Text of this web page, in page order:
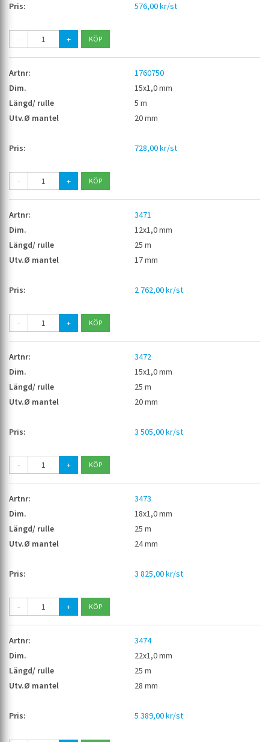
576,00 kr/st
- +
1760750
15x1,0 mm
5 m
20 mm
728,00 kr/st
- +
3471
12x1,0 mm
25 m
17 mm
2 762,00 kr/st
- +
3472
15x1,0 mm
25 m
20 mm
3 505,00 kr/st
- +
3473
18x1,0 mm
25 m
24 mm
3 825,00 kr/st
- +
3474
22x1,0 mm
25 m
28 mm
5 389,00 kr/st